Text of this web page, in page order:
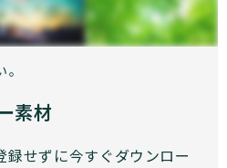
素材
録せずに今すぐダウンロー